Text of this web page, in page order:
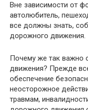
Вне зависимости от
автолюбитель,
все должны знать,
дорожного движения.
Почему же так важно
движения? Прежде
обеспечение
неосторожное
травмам,